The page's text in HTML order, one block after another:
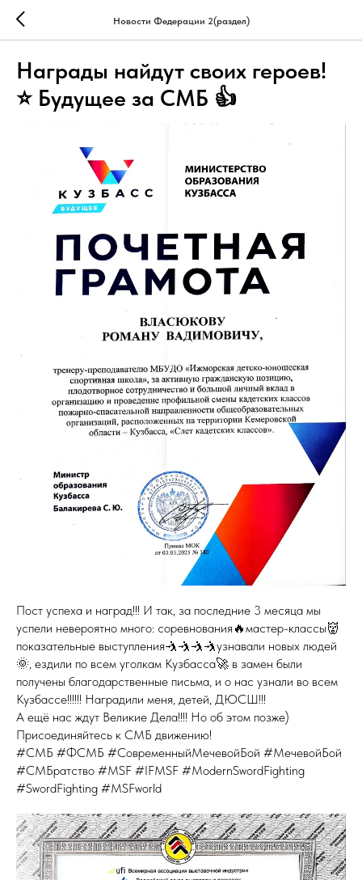
Новости Федерации 2(раздел)
Награды найдут своих героев!
⭐ Будущее за СМБ 👍
Пост успеха и наград!!! И так, за последние 3 месяца мы
успели невероятно много: соревнования🔥мастер-классы👹
показательные выступления🤺🤺🤺🤺узнавали новых людей
🌞, ездили по всем уголкам Кузбасса🚀 в замен были
получены благодарственные письма, и о нас узнали во всем
Кузбассе!!!!!! Наградили меня, детей, ДЮСШ!!!
А ещё нас ждут Великие Дела!!!! Но об этом позже)
Присоединяйтесь к СМБ движению!
#СМБ #ФСМБ #СовременныйМечевойБой #МечевойБой
#СМБратство #MSF #IFMSF #ModernSwordFighting
#SwordFighting #MSFworld